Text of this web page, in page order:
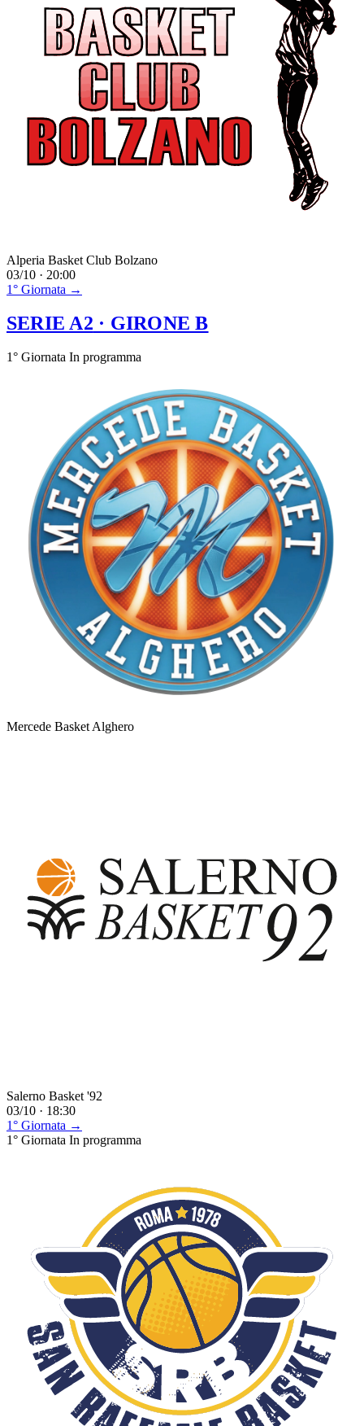
Alperia Basket Club Bolzano
03/10 · 20:00
1° Giornata →
SERIE A2 · GIRONE B
1° Giornata In programma
Mercede Basket Alghero
Salerno Basket '92
03/10 · 18:30
1° Giornata →
1° Giornata In programma